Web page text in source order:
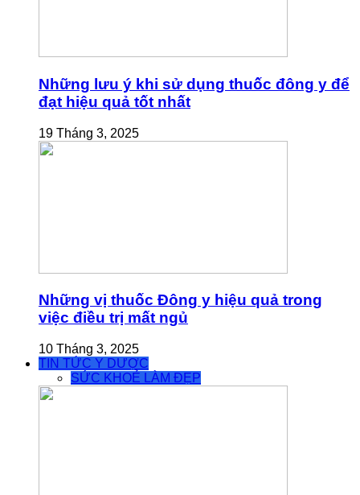
Những lưu ý khi sử dụng thuốc đông y để
đạt hiệu quả tốt nhất
19 Tháng 3, 2025
Những vị thuốc Đông y hiệu quả trong
việc điều trị mất ngủ
10 Tháng 3, 2025
TIN TỨC Y DƯỢC
SỨC KHOẺ LÀM ĐẸP